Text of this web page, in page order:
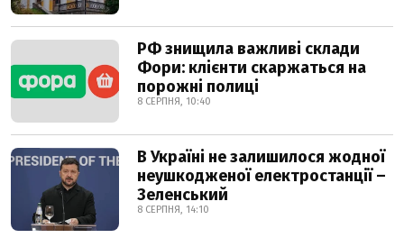
РФ знищила важливі склади
Фори: клієнти скаржаться на
порожні полиці
8 СЕРПНЯ, 10:40
В Україні не залишилося жодної
неушкодженої електростанції –
Зеленський
8 СЕРПНЯ, 14:10